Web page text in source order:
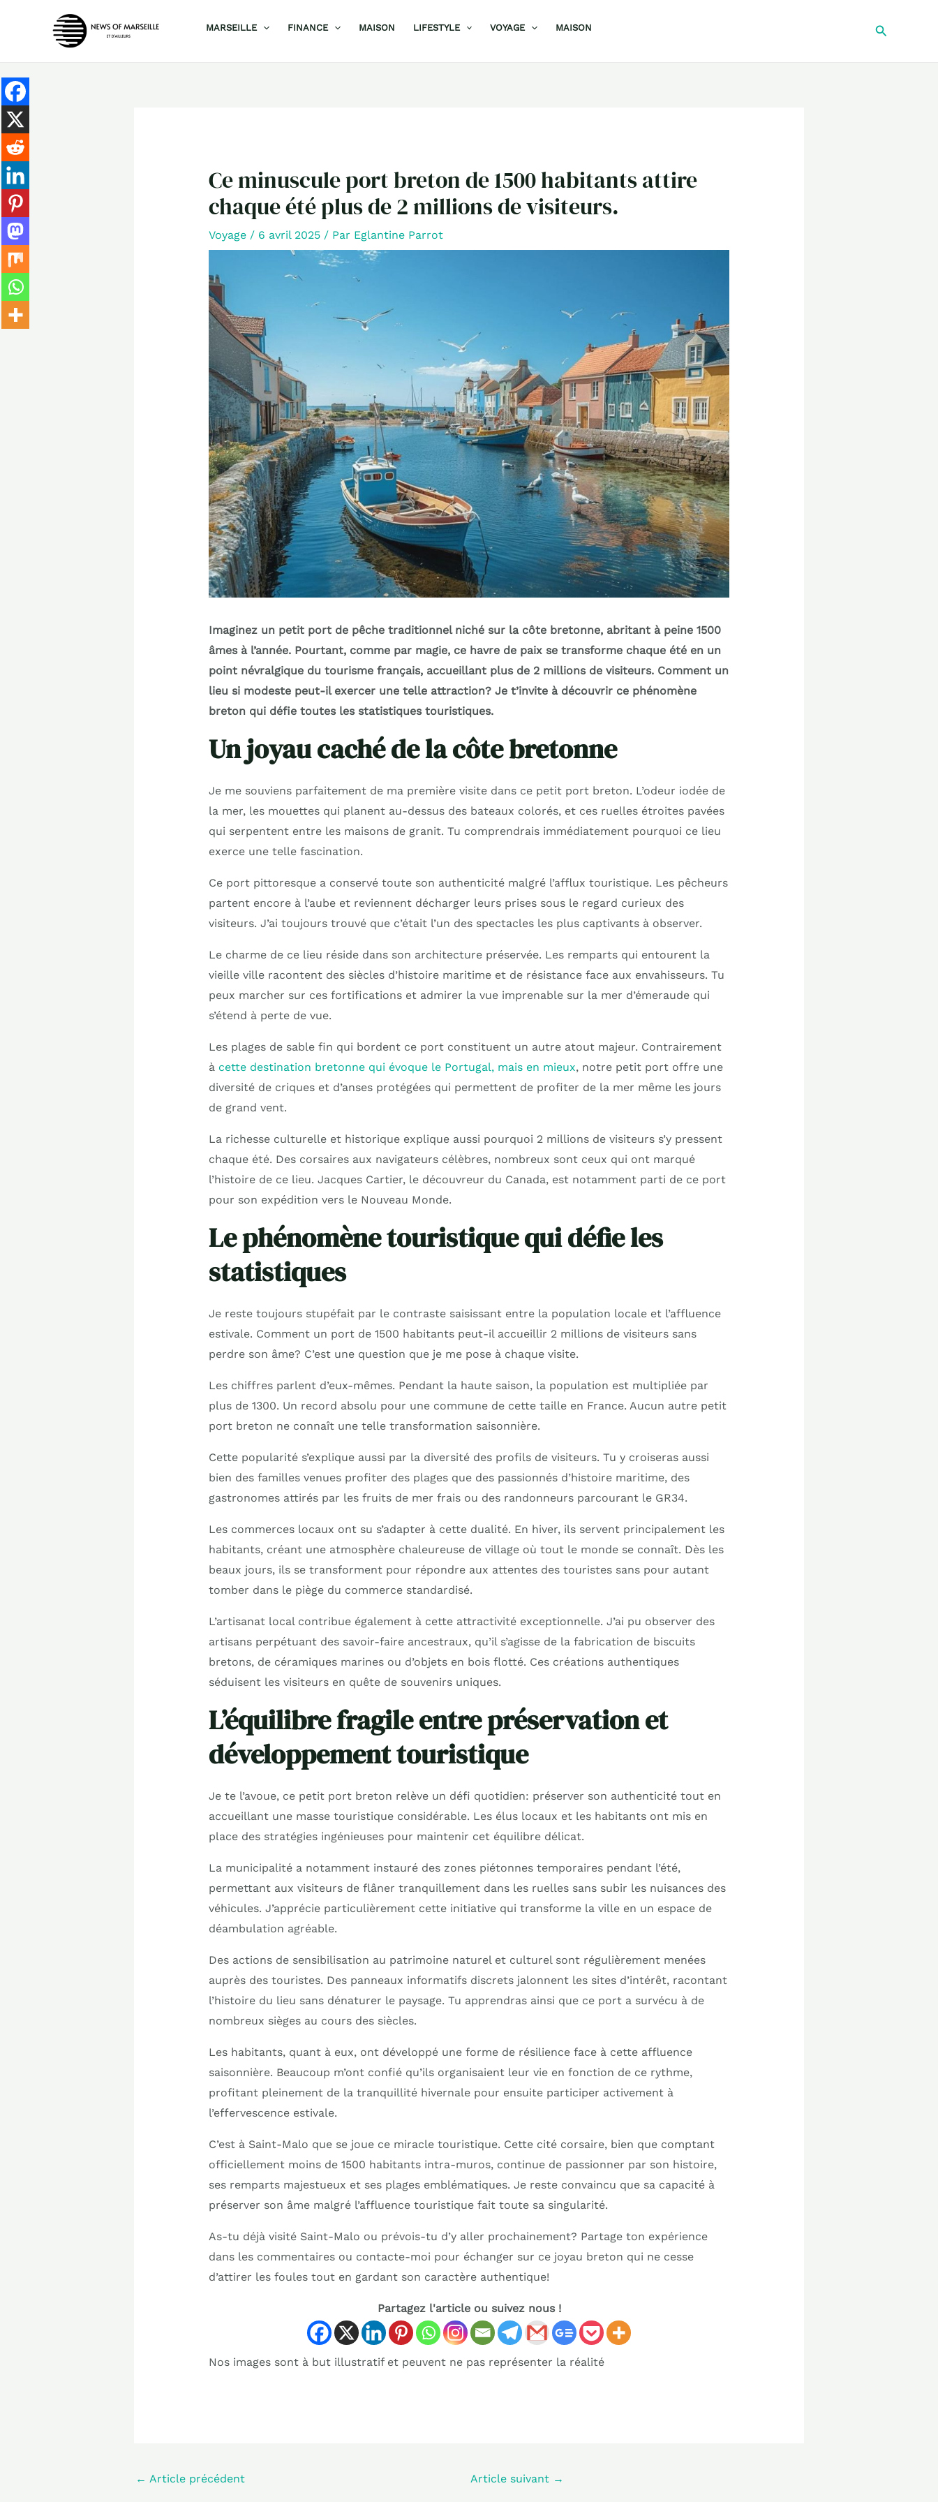
MARSEILLE FINANCE MAISON LIFESTYLE VOYAGE MAISON
Ce minuscule port breton de 1500 habitants attire
chaque été plus de 2 millions de visiteurs.
Voyage/ 6 avril 2025 / Par Eglantine Parrot
Imaginez un petit port de pêche traditionnel niché sur la côte bretonne, abritant à peine 1500
âmes à l’année. Pourtant, comme par magie, ce havre de paix se transforme chaque été en un
point névralgique du tourisme français, accueillant plus de 2 millions de visiteurs. Comment un
lieu si modeste peut-il exercer une telle attraction? Je t’invite à découvrir ce phénomène
breton qui défie toutes les statistiques touristiques.
Un joyau caché de la côte bretonne
Je me souviens parfaitement de ma première visite dans ce petit port breton. L’odeur iodée de
la mer, les mouettes qui planent au-dessus des bateaux colorés, et ces ruelles étroites pavées
qui serpentent entre les maisons de granit. Tu comprendrais immédiatement pourquoi ce lieu
exerce une telle fascination.
Ce port pittoresque a conservé toute son authenticité malgré l’afflux touristique. Les pêcheurs
partent encore à l’aube et reviennent décharger leurs prises sous le regard curieux des
visiteurs. J’ai toujours trouvé que c’était l’un des spectacles les plus captivants à observer.
Le charme de ce lieu réside dans son architecture préservée. Les remparts qui entourent la
vieille ville racontent des siècles d’histoire maritime et de résistance face aux envahisseurs. Tu
peux marcher sur ces fortifications et admirer la vue imprenable sur la mer d’émeraude qui
s’étend à perte de vue.
Les plages de sable fin qui bordent ce port constituent un autre atout majeur. Contrairement
à cette destination bretonne qui évoque le Portugal, mais en mieux, notre petit port offre une
diversité de criques et d’anses protégées qui permettent de profiter de la mer même les jours
de grand vent.
La richesse culturelle et historique explique aussi pourquoi 2 millions de visiteurs s’y pressent
chaque été. Des corsaires aux navigateurs célèbres, nombreux sont ceux qui ont marqué
l’histoire de ce lieu. Jacques Cartier, le découvreur du Canada, est notamment parti de ce port
pour son expédition vers le Nouveau Monde.
Le phénomène touristique qui défie les
statistiques
Je reste toujours stupéfait par le contraste saisissant entre la population locale et l’affluence
estivale. Comment un port de 1500 habitants peut-il accueillir 2 millions de visiteurs sans
perdre son âme? C’est une question que je me pose à chaque visite.
Les chiffres parlent d’eux-mêmes. Pendant la haute saison, la population est multipliée par
plus de 1300. Un record absolu pour une commune de cette taille en France. Aucun autre petit
port breton ne connaît une telle transformation saisonnière.
Cette popularité s’explique aussi par la diversité des profils de visiteurs. Tu y croiseras aussi
bien des familles venues profiter des plages que des passionnés d’histoire maritime, des
gastronomes attirés par les fruits de mer frais ou des randonneurs parcourant le GR34.
Les commerces locaux ont su s’adapter à cette dualité. En hiver, ils servent principalement les
habitants, créant une atmosphère chaleureuse de village où tout le monde se connaît. Dès les
beaux jours, ils se transforment pour répondre aux attentes des touristes sans pour autant
tomber dans le piège du commerce standardisé.
L’artisanat local contribue également à cette attractivité exceptionnelle. J’ai pu observer des
artisans perpétuant des savoir-faire ancestraux, qu’il s’agisse de la fabrication de biscuits
bretons, de céramiques marines ou d’objets en bois flotté. Ces créations authentiques
séduisent les visiteurs en quête de souvenirs uniques.
L’équilibre fragile entre préservation et
développement touristique
Je te l’avoue, ce petit port breton relève un défi quotidien: préserver son authenticité tout en
accueillant une masse touristique considérable. Les élus locaux et les habitants ont mis en
place des stratégies ingénieuses pour maintenir cet équilibre délicat.
La municipalité a notamment instauré des zones piétonnes temporaires pendant l’été,
permettant aux visiteurs de flâner tranquillement dans les ruelles sans subir les nuisances des
véhicules. J’apprécie particulièrement cette initiative qui transforme la ville en un espace de
déambulation agréable.
Des actions de sensibilisation au patrimoine naturel et culturel sont régulièrement menées
auprès des touristes. Des panneaux informatifs discrets jalonnent les sites d’intérêt, racontant
l’histoire du lieu sans dénaturer le paysage. Tu apprendras ainsi que ce port a survécu à de
nombreux sièges au cours des siècles.
Les habitants, quant à eux, ont développé une forme de résilience face à cette affluence
saisonnière. Beaucoup m’ont confié qu’ils organisaient leur vie en fonction de ce rythme,
profitant pleinement de la tranquillité hivernale pour ensuite participer activement à
l’effervescence estivale.
C’est à Saint-Malo que se joue ce miracle touristique. Cette cité corsaire, bien que comptant
officiellement moins de 1500 habitants intra-muros, continue de passionner par son histoire,
ses remparts majestueux et ses plages emblématiques. Je reste convaincu que sa capacité à
préserver son âme malgré l’affluence touristique fait toute sa singularité.
As-tu déjà visité Saint-Malo ou prévois-tu d’y aller prochainement? Partage ton expérience
dans les commentaires ou contacte-moi pour échanger sur ce joyau breton qui ne cesse
d’attirer les foules tout en gardant son caractère authentique!
Partagez l'article ou suivez nous !
Nos images sont à but illustratif et peuvent ne pas représenter la réalité
← Article précédent Article suivant →